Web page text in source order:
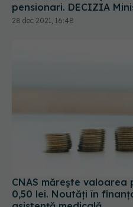
pensionari. DECIZIA
28 dec 2021, 16:48
CNAS mărește
0,50 lei. Noutăți în